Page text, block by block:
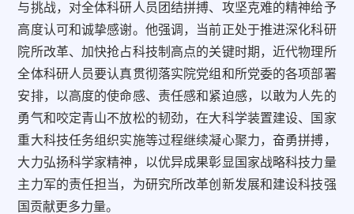
与挑战，对全体科研人员团结拼搏、攻坚克难的精神给予
高度认可和诚挚感谢。他强调，当前正处于推进深化科研
院所改革、加快抢占科技制高点的关键时期，近代物理所
全体科研人员要认真贯彻落实院党组和所党委的各项部署
安排，以高度的使命感、责任感和紧迫感，以敢为人先的
勇气和咬定青山不放松的韧劲，在大科学装置建设、国家
重大科技任务组织实施等过程继续凝心聚力，奋勇拼搏，
大力弘扬科学家精神，以优异成果彰显国家战略科技力量
主力军的责任担当，为研究所改革创新发展和建设科技强
国贡献更多力量。